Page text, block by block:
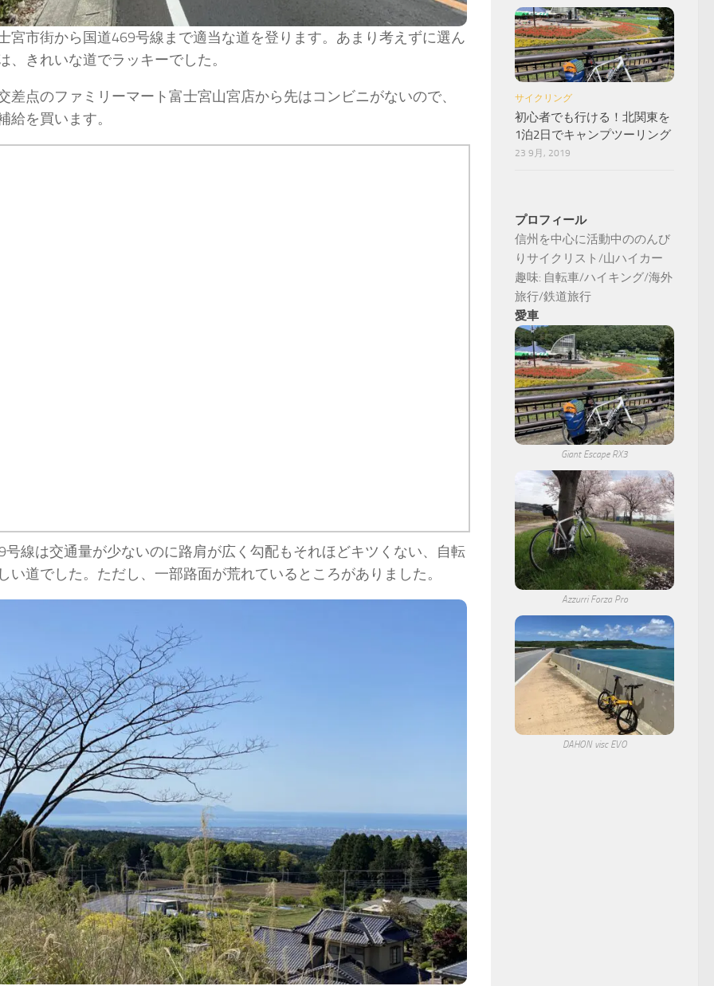
宮市街から国道469号線まで適当な道を登ります。あまり考えずに選ん
、きれいな道でラッキーでした。
差点のファミリーマート富士宮山宮店から先はコンビニがないので、
給を買います。
号線は交通量が少ないのに路肩が広く勾配もそれほどキツくない、自転
い道でした。ただし、一部路面が荒れているところがありました。
サイクリング
初心者でも行ける！北関東を
1泊2日でキャンプツーリング
23 9月, 2019
プロフィール
信州を中心に活動中ののんび
りサイクリスト/山ハイカー
趣味: 自転車/ハイキング/海外
旅行/鉄道旅行
愛車
Giant Escape RX3
Azzurri Forza Pro
DAHON visc EVO